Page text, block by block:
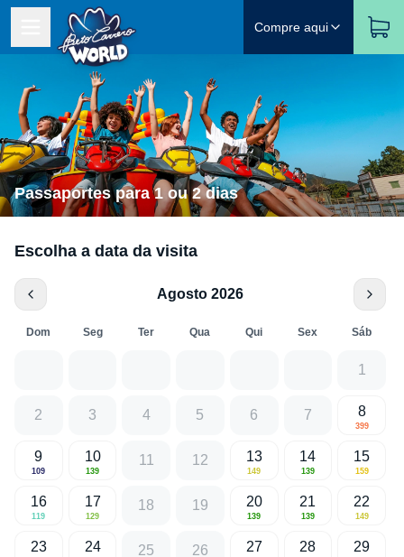
Compre aqui
Passaportes para 1 ou 2 dias
Escolha a data da visita
Agosto 2026
Dom Seg Ter Qua Qui Sex Sáb
1
2 3 4 5 6 7 8
399
9
109
10
139
11 12 13
149
14
139
15
159
16
119
17
129
18 19 20
139
21
139
22
149
23 24 25 26 27 28 29